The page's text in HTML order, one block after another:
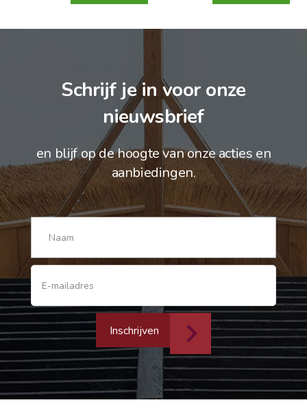
Schrijf je in voor onze
nieuwsbrief
en blijf op de hoogte van onze acties en
aanbiedingen.
Inschrijven